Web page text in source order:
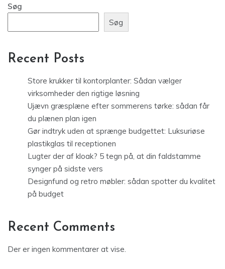
Søg
Søg
Recent Posts
Store krukker til kontorplanter: Sådan vælger
virksomheder den rigtige løsning
Ujævn græsplæne efter sommerens tørke: sådan får
du plænen plan igen
Gør indtryk uden at sprænge budgettet: Luksuriøse
plastikglas til receptionen
Lugter der af kloak? 5 tegn på, at din faldstamme
synger på sidste vers
Designfund og retro møbler: sådan spotter du kvalitet
på budget
Recent Comments
Der er ingen kommentarer at vise.